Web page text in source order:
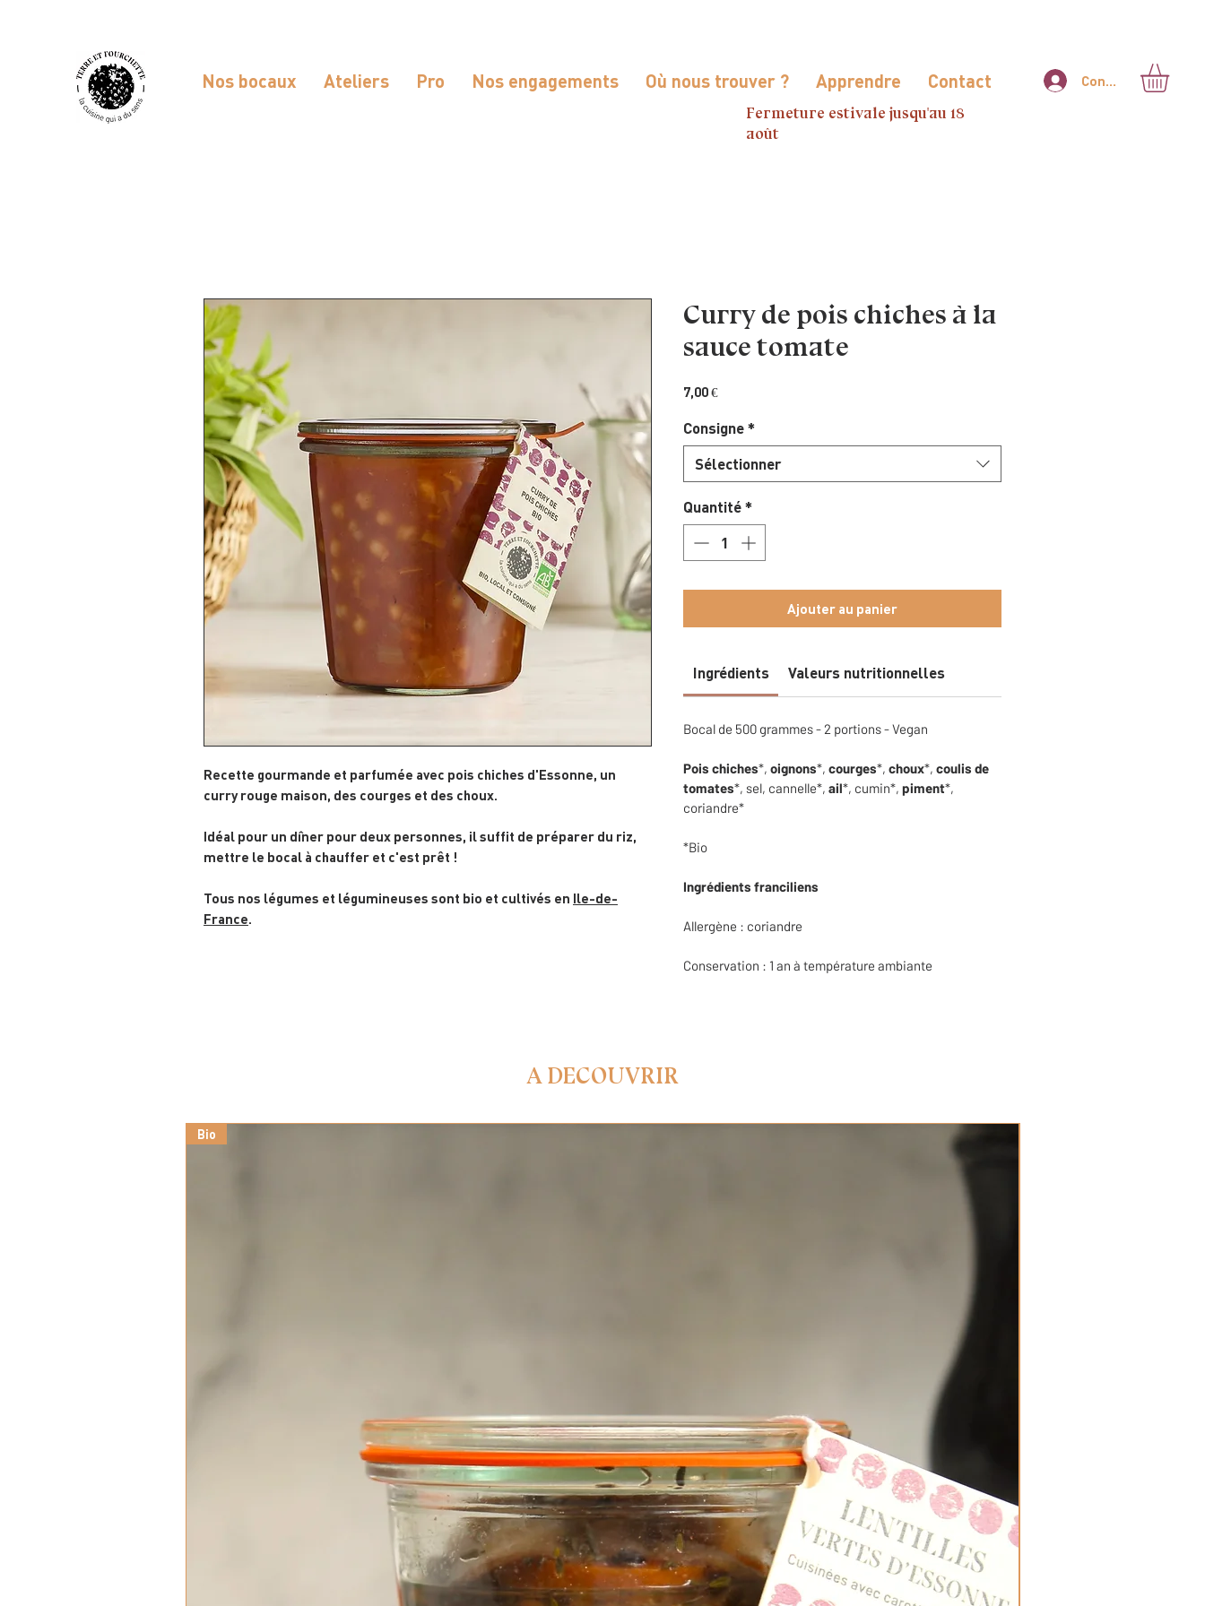
Nos bocaux Ateliers Pro Nos engagements Où nous trouver ? Apprendre Contact
Fermeture estivale jusqu'au 18
août
Connexion
Recette gourmande et parfumée avec pois chiches d'Essonne, un
curry rouge maison, des courges et des choux.
Idéal pour un dîner pour deux personnes, il suffit de préparer du riz,
mettre le bocal à chauffer et c'est prêt !
Tous nos légumes et légumineuses sont bio et cultivés en Ile-de-
France.
Curry de pois chiches à la
sauce tomate
7,00 €Prix
Consigne*
Sélectionner
Quantité*
Ajouter au panier
Ingrédients Valeurs nutritionnelles
Bocal de 500 grammes - 2 portions - Vegan
Pois chiches*, oignons*, courges*, choux*, coulis de
tomates*, sel, cannelle*, ail*, cumin*, piment*,
coriandre*
*Bio
Ingrédients franciliens
Allergène : coriandre
Conservation : 1 an à température ambiante
A DECOUVRIR
Bio